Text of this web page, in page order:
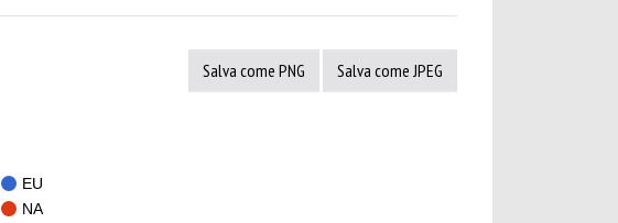
Salva come PNG Salva come JPEG
EU
NA